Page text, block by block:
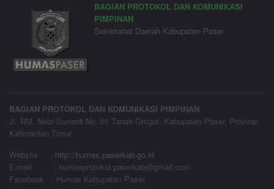
BAGIAN PROTOKOL DAN KOMUNIKASI
PIMPINAN
Sekretariat Daerah Kabupaten Paser
BAGIAN PROTOKOL DAN KOMUNIKASI PIMPINAN
Jl. RM. Noto Sunardi No. 01 Tanah Grogot, Kabupaten Paser, Provinsi
Kalimantan Timur
Website
: http://humas.paserkab.go.id
E-mail : humasprotokol.paserkab@gmail.com
Facebook : Humas Kabupaten Paser